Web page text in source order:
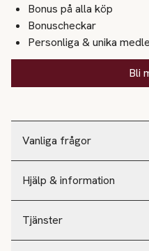
Vanliga frågor
Hjälp & information
Tjänster
Bonus på alla köp
Bonuscheckar
Personliga & unika
Bli